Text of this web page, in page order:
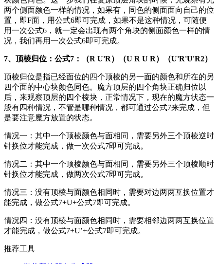
两个侧面颜色一样的情况，如果有，同色的侧面面向自己的位
置，即F面，用公式6即可完成，如果不是这种情况，可随便
用一次公式6，就一定会出现有两个角块的侧面颜色一样的情
况，我们再用一次公式6即可完成。
7、顶棱归位：公式7：（R U'R）（U R U R）（U'R'U'R2）
顶棱归位是指已经面位的四个顶棱的另一面的颜色和所在的另
四个面的中心块颜色同色。魔方顶层的四个角块正确归位以
后，来观察顶层的四个棱块，正常情况下，现在的魔方状态一
般有四种情况，不管是哪种情况，都可通过公式7来完成，但
是要注意魔方放置的状态。
情况一：其中一个顶棱颜色与面相同，需要另外三个顶棱逆时
针换位才能完成，做一次公式7即可完成。
情况二：其中一个顶棱颜色与面相同，需要另外三个顶棱顺时
针换位才能完成，做两次公式7即可完成。
情况三：没有顶棱与面颜色相同时，需要对边两两互换位置才
能完成，做公式7+U+公式7即可完成。
情况四：没有顶棱与面颜色相同时，需要相邻边两两互换位置
才能完成，做公式7+U’+公式7即可完成。
推荐工具